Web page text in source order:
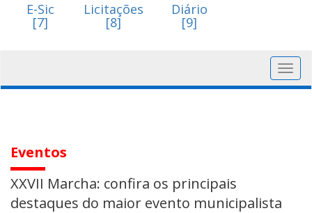
E-Sic
[7]
Licitações
[8]
Diário
[9]
Eventos
XXVII Marcha: confira os principais
destaques do maior evento municipalista